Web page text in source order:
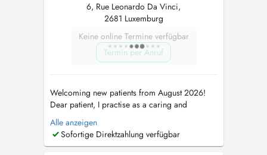
6, Rue Leonardo Da Vinci,
2681 Luxemburg
Keine online Termine verfügbar
Termin per Anruf
Welcoming new patients from August 2026!
Dear patient, I practise as a caring and
approachable GP, offering patient-centred and
holistic care for all ages, with an emphasis on
personalised care, lifestyle and preventive
Alle anzeigen
Sofortige Direktzahlung verfügbar